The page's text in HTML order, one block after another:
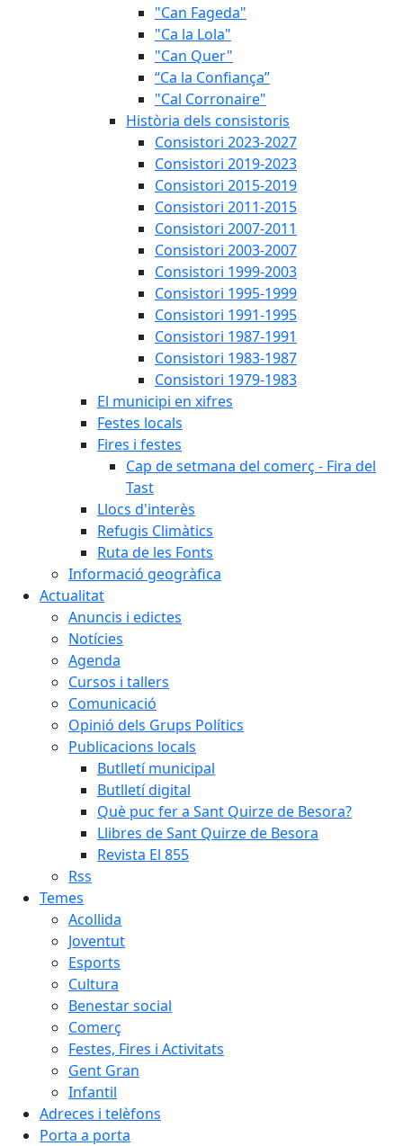
"Can Fageda"
"Ca la Lola"
"Can Quer"
“Ca la Confiança”
"Cal Corronaire"
Història dels consistoris
Consistori 2023-2027
Consistori 2019-2023
Consistori 2015-2019
Consistori 2011-2015
Consistori 2007-2011
Consistori 2003-2007
Consistori 1999-2003
Consistori 1995-1999
Consistori 1991-1995
Consistori 1987-1991
Consistori 1983-1987
Consistori 1979-1983
El municipi en xifres
Festes locals
Fires i festes
Cap de setmana del comerç - Fira del
Tast
Llocs d'interès
Refugis Climàtics
Ruta de les Fonts
Informació geogràfica
Actualitat
Anuncis i edictes
Notícies
Agenda
Cursos i tallers
Comunicació
Opinió dels Grups Polítics
Publicacions locals
Butlletí municipal
Butlletí digital
Què puc fer a Sant Quirze de Besora?
Llibres de Sant Quirze de Besora
Revista El 855
Rss
Temes
Acollida
Joventut
Esports
Cultura
Benestar social
Comerç
Festes, Fires i Activitats
Gent Gran
Infantil
Adreces i telèfons
Porta a porta